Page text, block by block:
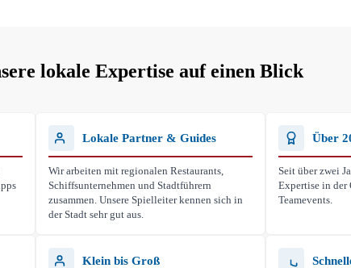
lokale Expertise auf einen Blick
Lokale Partner & Guides
Wir arbeiten mit regionalen Restaurants,
Schiffsunternehmen und Stadtführern
zusammen. Unsere Spielleiter kennen sich in
der Stadt sehr gut aus.
Über
Seit über zwei
Expertise in der
Teamevents.
Klein bis Groß